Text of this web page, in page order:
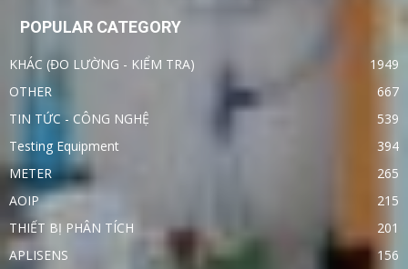
POPULAR CATEGORY
KHÁC (ĐO LƯỜNG - KIỂM TRA)
1949
OTHER
667
TIN TỨC - CÔNG NGHỆ
539
Testing Equipment
394
METER
265
AOIP
215
THIẾT BỊ PHÂN TÍCH
201
APLISENS
156